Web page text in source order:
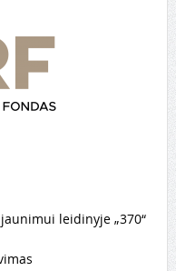
leidinyje „370“